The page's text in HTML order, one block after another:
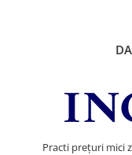
Practi prețuri mici